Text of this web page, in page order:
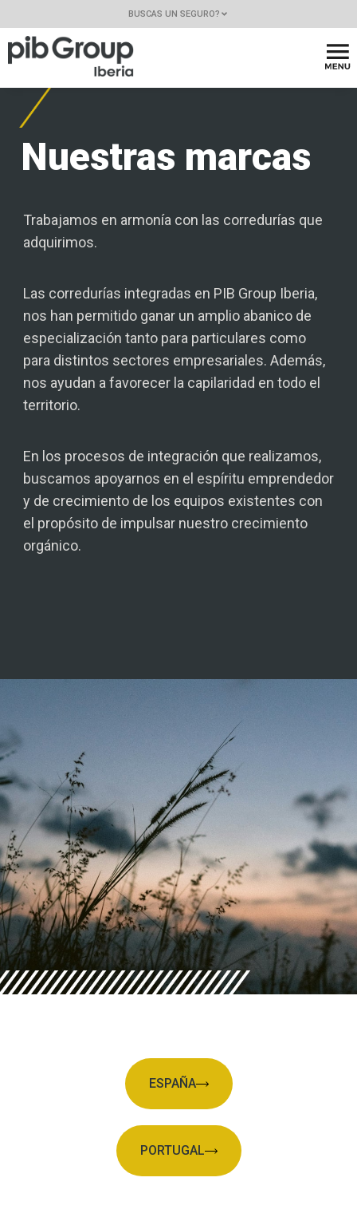
BUSCAS UN SEGURO?
Nuestras marcas
Trabajamos en armonía con las corredurías que
adquirimos.
Las corredurías integradas en PIB Group Iberia,
nos han permitido ganar un amplio abanico de
especialización tanto para particulares como
para distintos sectores empresariales. Además,
nos ayudan a favorecer la capilaridad en todo el
territorio.
En los procesos de integración que realizamos,
buscamos apoyarnos en el espíritu emprendedor
y de crecimiento de los equipos existentes con
el propósito de impulsar nuestro crecimiento
orgánico.
ESPAÑA
PORTUGAL